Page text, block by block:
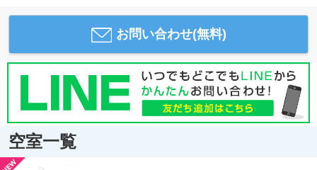
お問い合わせ(無料)
空室一覧